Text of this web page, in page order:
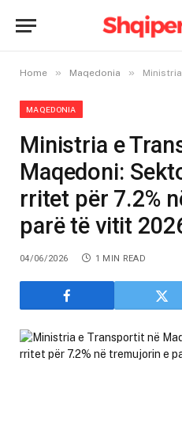
Home » Maqedonia » Ministria e
MAQEDONIA
Ministria e
Maqedoni:
rritet për 7.2%
parë të vitit
04/06/2026 1 MIN READ